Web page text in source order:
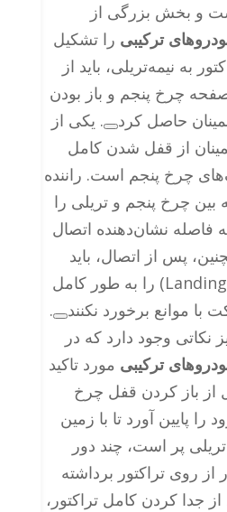
و بخش بزرگی از
ترکیبی را تشکیل
به نیمه‌تریلی، باید از
چرخ پنجم و باز بودن
حاصل کرد
. یکی از
از قفل شدن کامل
چرخ پنجم است. راننده
بین چرخ پنجم و تریلی را
فاصله نشان‌دهنده اتصال
پس از اتصال، باید
پایه‌های فرود (Landing Gear) را به طور کامل
با موانع برخورد نکنند
.
نکاتی وجود دارد که در
ترکیبی مورد تاکید
از باز کردن قفل چرخ
را پایین آورد تا با زمین
پر است، چند دور
از روی تراکتور برداشته
جدا کردن کامل تراکتور،